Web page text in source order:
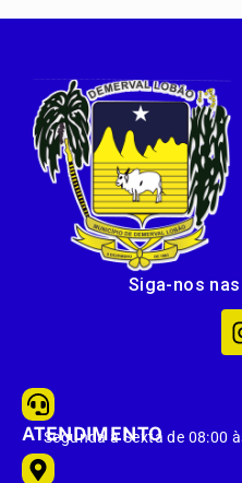
Siga-nos
ATENDIMENTO
Segunda à Sexta de 08:00